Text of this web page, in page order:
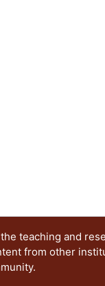
teaching and
from other